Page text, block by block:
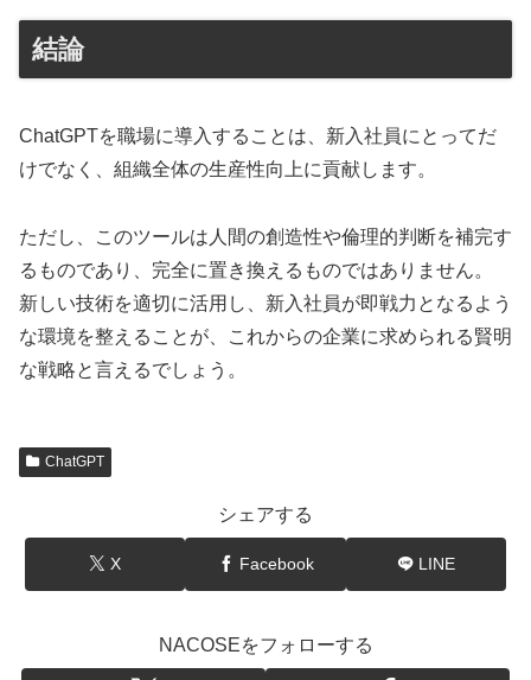
結論
ChatGPTを職場に導入することは、新入社員にとってだ
けでなく、組織全体の生産性向上に貢献します。
ただし、このツールは人間の創造性や倫理的判断を補完す
るものであり、完全に置き換えるものではありません。
新しい技術を適切に活用し、新入社員が即戦力となるよう
な環境を整えることが、これからの企業に求められる賢明
な戦略と言えるでしょう。
ChatGPT
シェアする
X Facebook LINE
NACOSEをフォローする